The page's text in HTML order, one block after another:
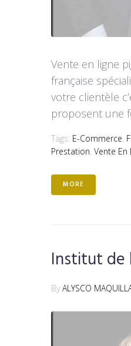
Vente en ligne
française
votre clientèle
proposent une
Tags: E-Commerce,
Prestation, Vente En
MORE
Institut de
By ALYSCO